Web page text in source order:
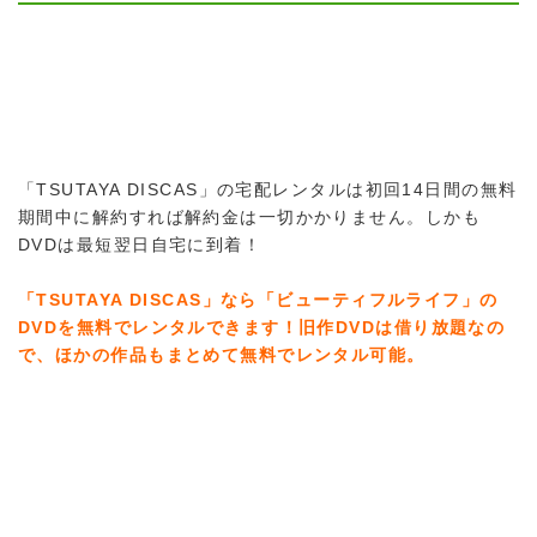
「TSUTAYA DISCAS」の宅配レンタルは初回14日間の無料
期間中に解約すれば解約金は一切かかりません。しかも
DVDは最短翌日自宅に到着！
「TSUTAYA DISCAS」なら「ビューティフルライフ」の
DVDを無料でレンタルできます！旧作DVDは借り放題なの
で、ほかの作品もまとめて無料でレンタル可能。